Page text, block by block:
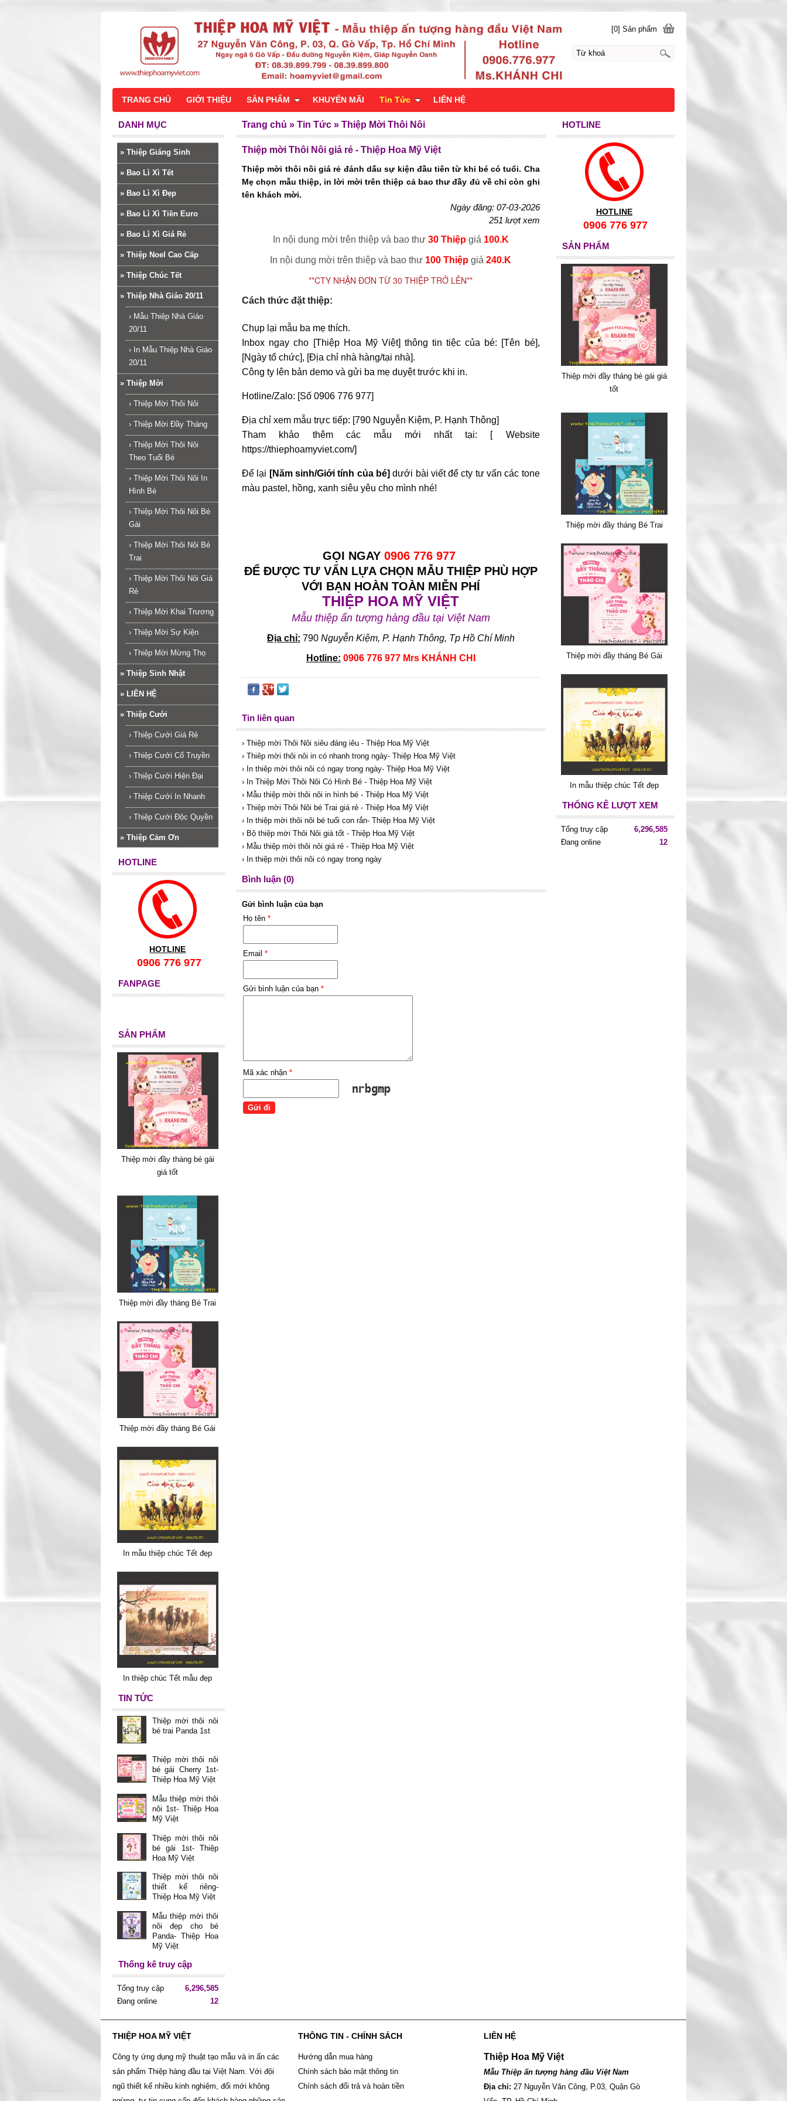
Thiệp mời Thôi Nôi giá rẻ - Thiệp Hoa Mỹ Việt
Thiệp mời thôi nôi giá rẻ đánh dấu sự kiện đầu tiên từ khi bé có tuổi. Cha
Mẹ chọn mẫu thiệp, in lời mời trên thiệp cả bao thư đầy đủ về chỉ còn ghi
tên khách mời.
Ngày đăng: 07-03-2026
251 lượt xem
In nội dung mời trên thiệp và bao thư 30 Thiệpgiá 100.K
In nội dung mời trênthiệp và bao thư 100 Thiệp giá240.K
**CTY NHẬN ĐƠN TỪ 30 THIỆP TRỞ LÊN**
Cách thức đặt thiệp:
Chụp lại mẫu ba mẹ thích.
Inbox ngay cho [Thiệp Hoa Mỹ Việt] thông tin tiệc của bé: [Tên bé],
[Ngày tổ chức], [Địa chỉ nhà hàng/tại nhà].
Công ty lên bản demo và gửi ba mẹ duyệt trước khi in.
Hotline/Zalo: [Số 0906 776 977]
Địa chỉ xem mẫu trực tiếp: [790 Nguyễn Kiệm, P. Hạnh Thông]
Tham khảo thêm các mẫu mới nhất tại: [ Website
https://thiephoamyviet.com/]
Để lại [Năm sinh/Giới tính của bé] dưới bài viết để cty tư vấn các tone
màu pastel, hồng, xanh siêu yêu cho mình nhé!
GỌI NGAY 0906 776 977
ĐỂ ĐƯỢC TƯ VẤN LỰA CHỌN MẪU THIỆP PHÙ HỢP
VỚI BẠN HOÀN TOÀN MIỄN PHÍ
THIỆP HOA MỸ VIỆT
Mẫu thiệp ấn tượng hàng đầu tại Việt Nam
Địa chỉ: 790Nguyễn Kiệm, P. Hạnh Thông, Tp Hồ Chí Minh
Hotline: 0906 776 977 Mrs KHÁNH CHI
Tin liên quan
› Thiệp mời Thôi Nôi siêu đáng iêu - Thiệp Hoa Mỹ Việt
› Thiêp mời thôi nôi in có nhanh trong ngày- Thiệp Hoa Mỹ Việt
› In thiêp mời thôi nôi có ngay trong ngày- Thiệp Hoa Mỹ Việt
› In Thiệp Mời Thôi Nôi Có Hình Bé - Thiệp Hoa Mỹ Việt
› Mẫu thiệp mời thôi nôi in hình bé - Thiệp Hoa Mỹ Việt
› Thiệp mời Thôi Nôi bé Trai giá rẻ - Thiệp Hoa Mỹ Việt
› In thiệp mời thôi nôi bé tuổi con rắn- Thiệp Hoa Mỹ Việt
› Bộ thiệp mời Thôi Nôi giá tốt - Thiệp Hoa Mỹ Việt
› Mẫu thiệp mời thôi nôi giá rẻ - Thiệp Hoa Mỹ Việt
› In thiệp mời thôi nôi có ngay trong ngày
Bình luận (0)
Gửi bình luận của bạn
Họ tên*
Email*
Gửi bình luận của bạn*
Mã xác nhận*
Trang chủ »Tin Tức »Thiệp Mời Thôi Nôi HOTLINE
HOTLINE
0906 776 977
SẢN PHẨM
Thiệp mời đầy tháng bé gái giá
tốt
Thiệp mời đầy tháng Bé Trai
Thiệp mời đầy tháng Bé Gái
In mẫu thiệp chúc Tết đẹp
THỐNG KÊ LƯỢT XEM
Tổng truy cập
6,296,585
Đang online
12
DANH MỤC
» Thiệp Giáng Sinh
» Bao Lì Xì Tết
» Bao Lì Xì Đẹp
» Bao Lì Xì Tiền Euro
» Bao Lì Xì Giá Rẻ
» Thiệp Noel Cao Cấp
» Thiệp Chúc Tết
» Thiệp Nhà Giáo 20/11
› Mẫu Thiệp Nhà Giáo
20/11
› In Mẫu Thiệp Nhà Giáo
20/11
» Thiệp Mời
› Thiệp Mời Thôi Nôi
› Thiệp Mời Đầy Tháng
› Thiệp Mời Thôi Nôi
Theo Tuổi Bé
› Thiệp Mời Thôi Nôi In
Hình Bé
› Thiệp Mời Thôi Nôi Bé
Gái
› Thiệp Mời Thôi Nôi Bé
Trai
› Thiệp Mời Thôi Nôi Giá
Rẻ
› Thiệp Mời Khai Trương
› Thiệp Mời Sự Kiện
› Thiệp Mời Mừng Thọ
» Thiệp Sinh Nhật
» LIÊN HỆ
» Thiệp Cưới
› Thiệp Cưới Giá Rẻ
› Thiệp Cưới Cổ Truyền
› Thiệp Cưới Hiện Đại
› Thiệp Cưới In Nhanh
› Thiệp Cưới Độc Quyền
» Thiệp Cảm Ơn
HOTLINE
HOTLINE
0906 776 977
FANPAGE
SẢN PHẨM
Thiệp mời đầy tháng bé gái
giá tốt
Thiệp mời đầy tháng Bé Trai
Thiệp mời đầy tháng Bé Gái
In mẫu thiệp chúc Tết đẹp
In thiệp chúc Tết mẫu đẹp
TIN TỨC
Thiệp mời thôi nôi
bé trai Panda 1st
Thiệp mời thôi nôi
bé gái Cherry 1st-
Thiệp Hoa Mỹ Việt
Mẫu thiệp mời thôi
nôi 1st- Thiệp Hoa
Mỹ Việt
Thiệp mời thôi nôi
bé gái 1st- Thiệp
Hoa Mỹ Việt
Thiệp mời thôi nôi
thiết kế riêng-
Thiệp Hoa Mỹ Việt
Mẫu thiệp mời thôi
nôi đẹp cho bé
Panda- Thiệp Hoa
Mỹ Việt
Thống kê truy cập
Tổng truy cập
6,296,585
Đang online
12
[0] Sản phẩm
TRANG CHỦ GIỚI THIỆU SẢN PHẨM KHUYẾN MÃI Tin Tức LIÊN HỆ
THIỆP HOA MỸ VIỆT
Công ty ứng dụng mỹ thuật tạo mẫu và in ấn các
sản phẩm Thiệp hàng đầu tại Việt Nam. Với đội
ngũ thiết kế nhiều kinh nghiệm, đổi mới không
THÔNG TIN - CHÍNH SÁCH
Hướng dẫn mua hàng
Chính sách bảo mật thông tin
Chính sách đổi trả và hoàn tiền
LIÊN HỆ
Thiệp Hoa Mỹ Việt
Mẫu Thiệp ấn tượng hàng đầu Việt Nam
Địa chỉ: 27 Nguyễn Văn Công, P.03, Quận Gò